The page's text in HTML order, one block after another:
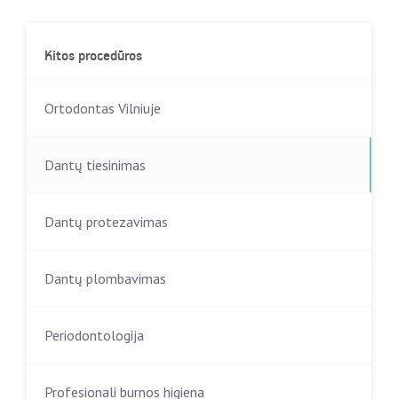
Kitos procedūros
Ortodontas Vilniuje
Dantų tiesinimas
Dantų protezavimas
Dantų plombavimas
Periodontologija
Profesionali burnos higiena